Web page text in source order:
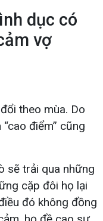
dục có
vợ
theo mùa. Do
điểm” cũng
sẽ trải qua những
cặp đôi họ lại
đó không đồng